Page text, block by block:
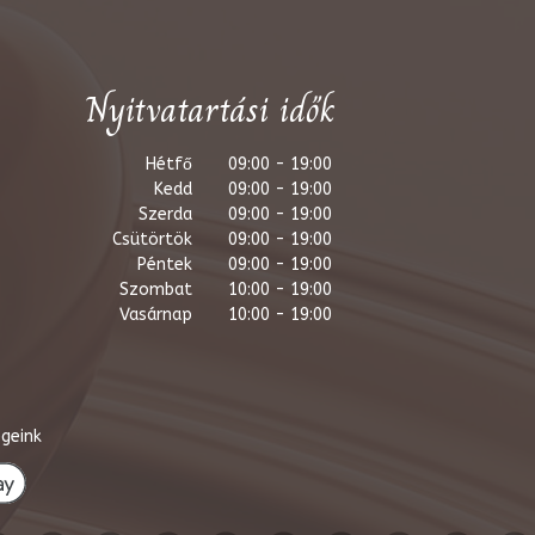
Nyitvatartási idők
Hétfő
09:00 - 19:00
Kedd
09:00 - 19:00
Szerda
09:00 - 19:00
Csütörtök
09:00 - 19:00
Péntek
09:00 - 19:00
Szombat
10:00 - 19:00
Vasárnap
10:00 - 19:00